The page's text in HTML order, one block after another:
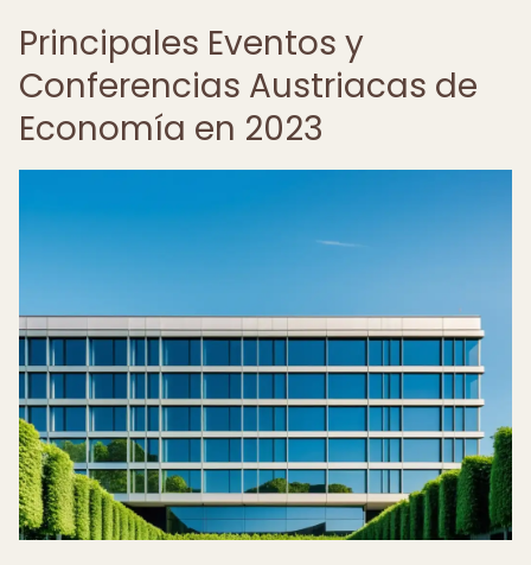
Principales Eventos y
Conferencias Austriacas de
Economía en 2023